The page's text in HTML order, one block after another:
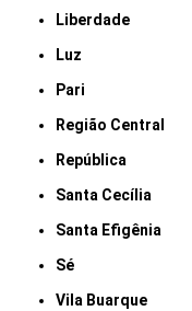
Liberdade
Luz
Pari
Região Central
República
Santa Cecília
Santa Efigênia
Sé
Vila Buarque